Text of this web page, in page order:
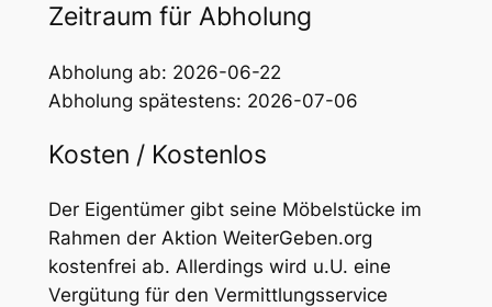
Zeitraum für Abholung
Abholung ab: 2026-06-22
Abholung spätestens: 2026-07-06
Kosten / Kostenlos
Der Eigentümer gibt seine Möbelstücke im
Rahmen der Aktion WeiterGeben.org
kostenfrei ab. Allerdings wird u.U. eine
Vergütung für den Vermittlungsservice